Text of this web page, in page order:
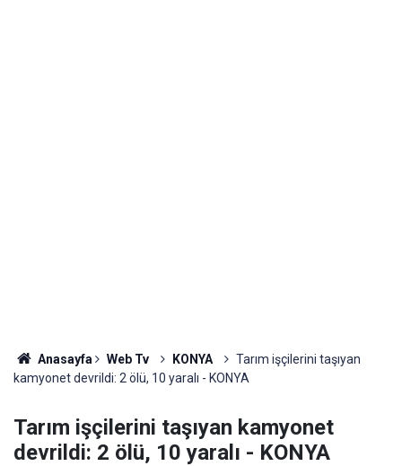
Anasayfa Web Tv KONYA
Tarım işçilerini taşıyan
kamyonet devrildi: 2 ölü, 10 yaralı - KONYA
Tarım işçilerini taşıyan kamyonet
devrildi: 2 ölü, 10 yaralı - KONYA